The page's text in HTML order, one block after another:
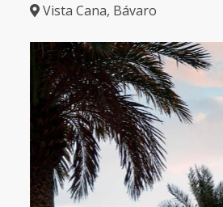
Vista Cana, Bávaro